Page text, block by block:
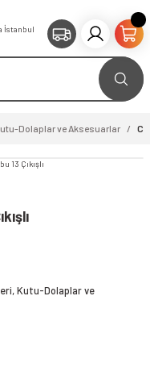
Dolaplar ve Aksesuarlar
Kutu-Dolaplar ve